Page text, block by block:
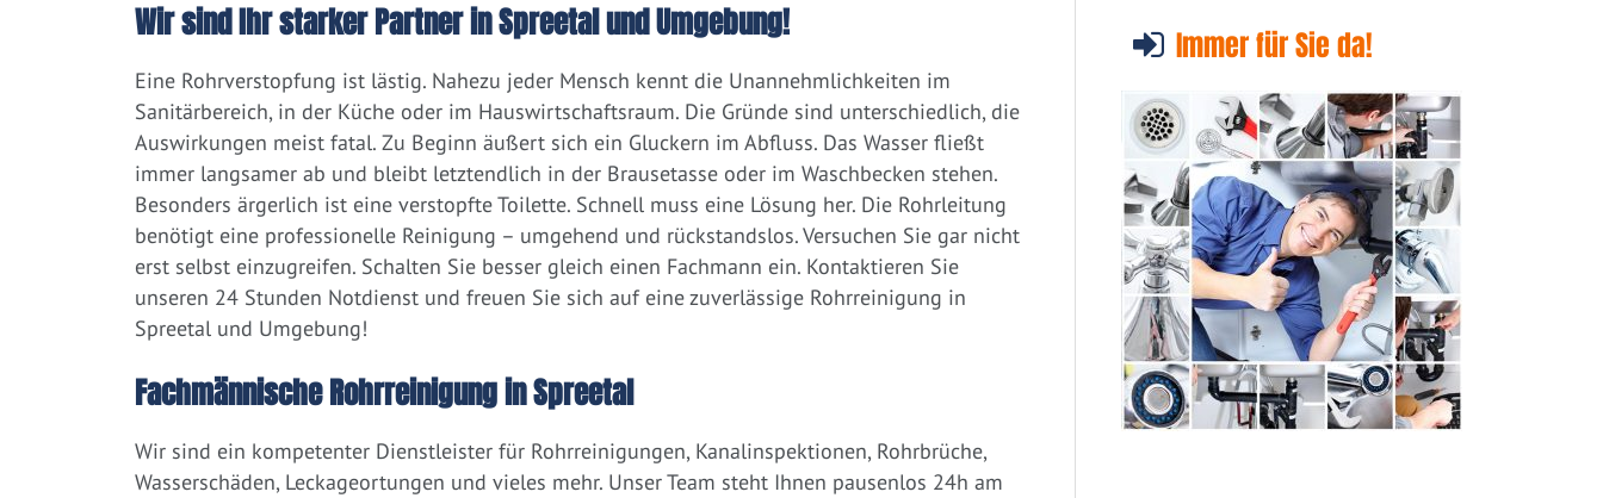
Immer für Sie da!
Wir sind Ihr starker Partner in Spreetal und Umgebung!
Eine Rohrverstopfung ist lästig. Nahezu jeder Mensch kennt die Unannehmlichkeiten im
Sanitärbereich, in der Küche oder im Hauswirtschaftsraum. Die Gründe sind unterschiedlich, die
Auswirkungen meist fatal. Zu Beginn äußert sich ein Gluckern im Abfluss. Das Wasser fließt
immer langsamer ab und bleibt letztendlich in der Brausetasse oder im Waschbecken stehen.
Besonders ärgerlich ist eine verstopfte Toilette. Schnell muss eine Lösung her. Die Rohrleitung
benötigt eine professionelle Reinigung – umgehend und rückstandslos. Versuchen Sie gar nicht
erst selbst einzugreifen. Schalten Sie besser gleich einen Fachmann ein. Kontaktieren Sie
unseren 24 Stunden Notdienst und freuen Sie sich auf eine zuverlässige Rohrreinigung in
Spreetal und Umgebung!
Fachmännische Rohrreinigung in Spreetal
Wir sind ein kompetenter Dienstleister für Rohrreinigungen, Kanalinspektionen, Rohrbrüche,
Wasserschäden, Leckageortungen und vieles mehr. Unser Team steht Ihnen pausenlos 24h am